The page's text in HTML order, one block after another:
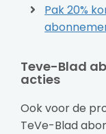
Magazines
Pak 20%
Teve-Blad
acties
Ook voor de
TeVe-Blad